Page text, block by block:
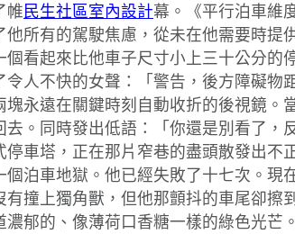
帷民生社區室內設計幕。《平行泊車維
所有的駕駛焦慮，從未在他需要時提
看起來比他車子尺寸小上三十公分的
人不快的女聲：「警告，後方障礙
永遠在關鍵時刻自動收折的後視鏡
。同時發出低語：「你還是別看了
車塔，正在那片窄巷的盡頭散發出不
泊車地獄。他已經失敗了十七次。
撞上獨角獸，但他那顫抖的車尾卻
郁的、像薄荷口香糖一樣的綠色光